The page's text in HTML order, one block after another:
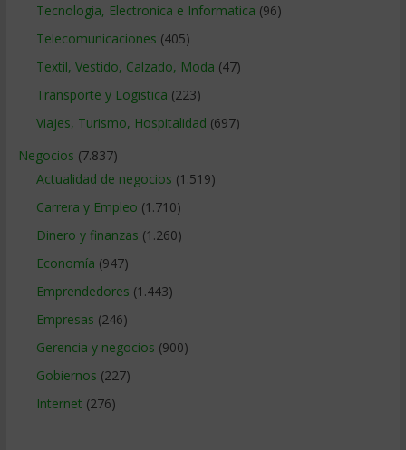
Tecnologia, Electronica e Informatica (96)
Telecomunicaciones (405)
Textil, Vestido, Calzado, Moda (47)
Transporte y Logistica (223)
Viajes, Turismo, Hospitalidad (697)
Negocios (7.837)
Actualidad de negocios (1.519)
Carrera y Empleo (1.710)
Dinero y finanzas (1.260)
Economía (947)
Emprendedores (1.443)
Empresas (246)
Gerencia y negocios (900)
Gobiernos (227)
Internet (276)